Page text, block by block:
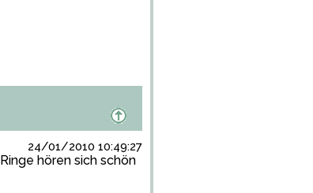
24/01/2010 10:49:27
hören sich schön